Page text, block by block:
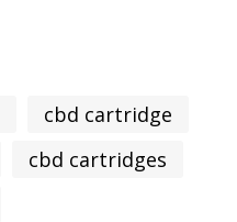
cbd cartridge
cbd cartridges